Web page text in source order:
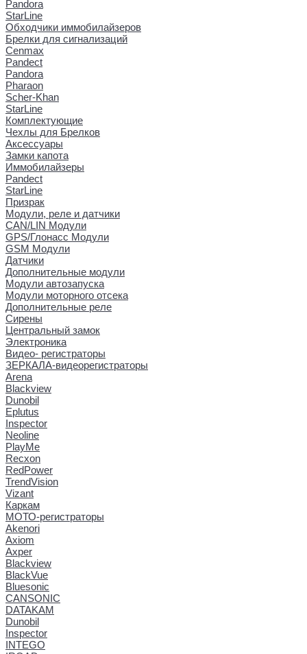
Pandora
StarLine
Обходчики иммобилайзеров
Брелки для сигнализаций
Cenmax
Pandect
Pandora
Pharaon
Scher-Khan
StarLine
Комплектующие
Чехлы для Брелков
Аксессуары
Замки капота
Иммобилайзеры
Pandect
StarLine
Призрак
Модули, реле и датчики
CAN/LIN Модули
GPS/Глонасс Модули
GSM Модули
Датчики
Дополнительные модули
Модули автозапуска
Модули моторного отсека
Дополнительные реле
Сирены
Центральный замок
Электроника
Видео- регистраторы
ЗЕРКАЛА-видеорегистраторы
Arena
Blackview
Dunobil
Eplutus
Inspector
Neoline
PlayMe
Recxon
RedPower
TrendVision
Vizant
Каркам
МОТО-регистраторы
Akenori
Axiom
Axper
Blackview
BlackVue
Bluesonic
CANSONIC
DATAKAM
Dunobil
Inspector
INTEGO